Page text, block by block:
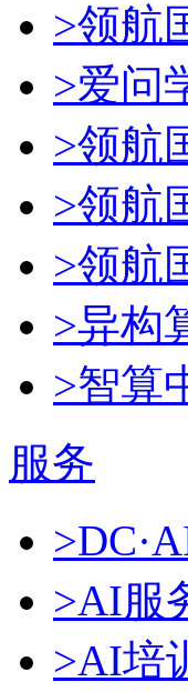
>领航
>爱问
>领航
>领航
>领航
>异构
>智算
服务
>AI服
>AI培